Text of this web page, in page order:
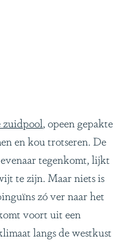
zuidpool, opeen gepakte
en kou trotseren. De
tegenkomt, lijkt
te zijn. Maar niets is
zó ver naar het
voort uit een
langs de westkust